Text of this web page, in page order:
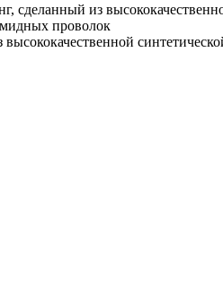
сделанный из
проволок